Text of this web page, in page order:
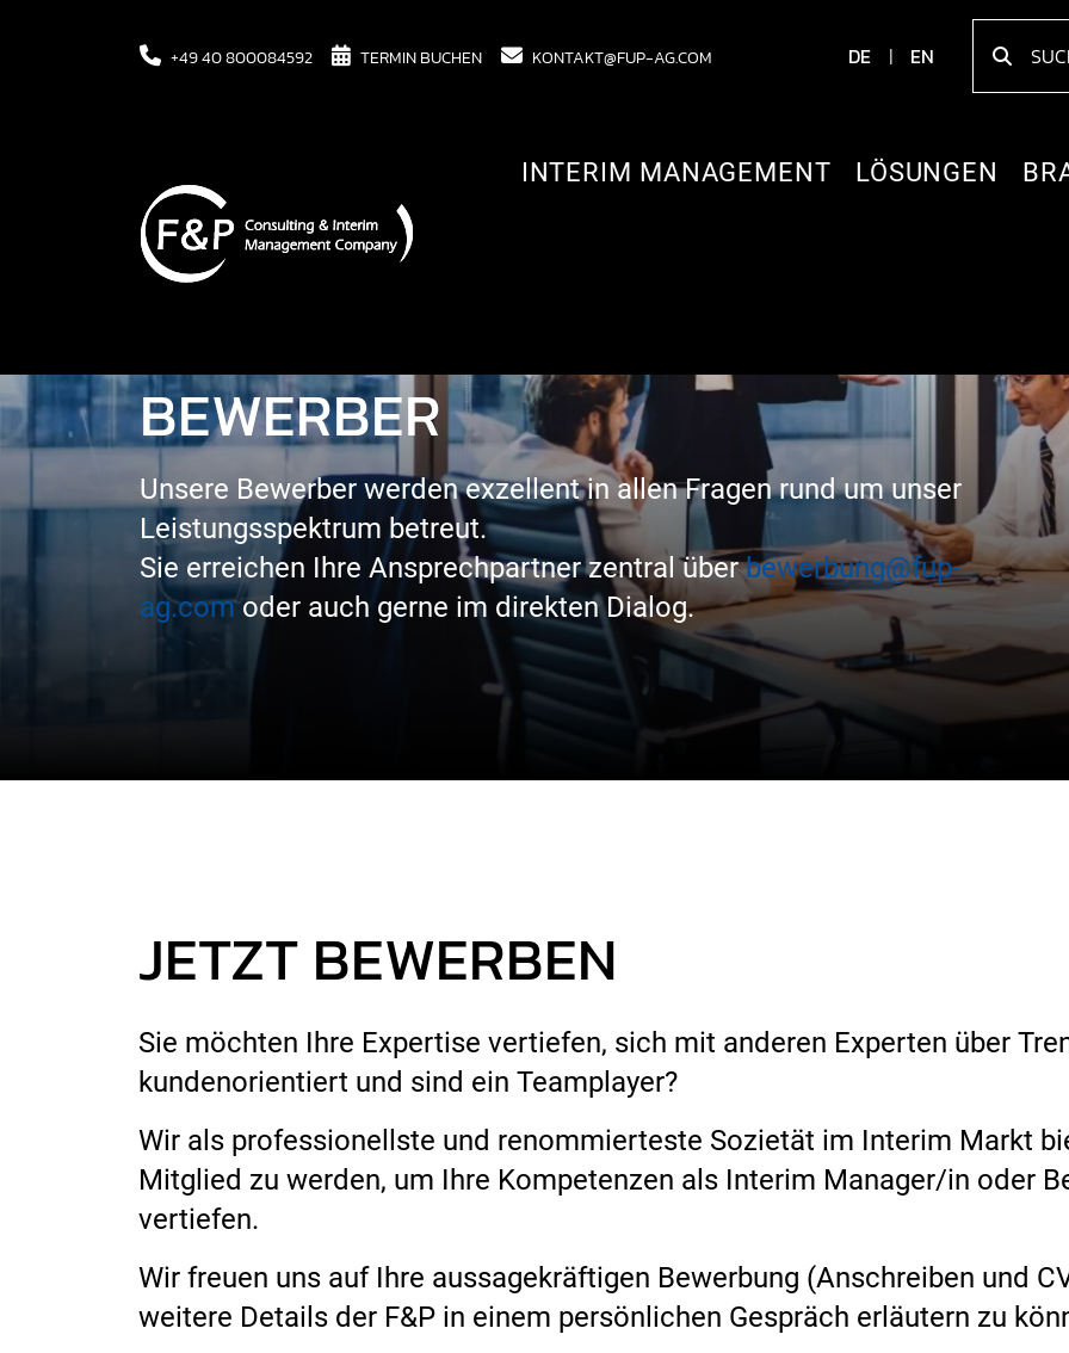
+49 40 800084592 TERMIN BUCHEN KONTAKT@FUP-AG.COM DE EN
INTERIM MANAGEMENT LÖSUNGEN
BEWERBER
Unsere Bewerber werden exzellent in allen Fragen rund um unser
Leistungsspektrum betreut.
Sie erreichen Ihre Ansprechpartner zentral überbewerbung@fup-
ag.comoder auch gerne im direkten Dialog.
JETZT BEWERBEN
Sie möchten Ihre Expertise vertiefen, sich mit anderen Experten über
kundenorientiert und sind ein Teamplayer?
Wir als professionellste und renommierteste Sozietät im Interim Markt
Mitglied zu werden, um Ihre Kompetenzen als Interim Manager/in oder
vertiefen.
Wir freuen uns auf Ihre aussagekräftigen Bewerbung (Anschreiben und
weitere Details der F&P in einem persönlichen Gespräch erläutern zu